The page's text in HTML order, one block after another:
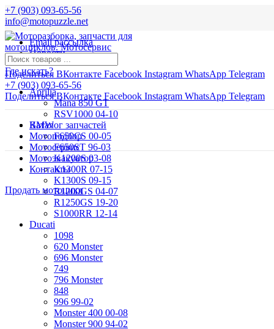
+7 (903) 093-65-56
info@motopuzzle.net
Email рассылка
Новости
Поделиться ВКонтакте Facebook Instagram WhatsApp Telegram
+7 (903) 093-65-56
Поделиться ВКонтакте Facebook Instagram WhatsApp Telegram
Где искать?
Aprilia
Mana 850 GT
RSV1000 04-10
BMW
F650CS 00-05
F650ST 96-03
K1200S 03-08
K1300R 07-15
K1300S 09-15
R1200GS 04-07
R1250GS 19-20
S1000RR 12-14
Ducati
1098
620 Monster
696 Monster
749
796 Monster
848
996 99-02
Monster 400 00-08
Monster 900 94-02
Каталог запчастей
Мотоподбор
Мотосервис
Мотоэвакуатор
Контакты
Продать мотоцикл